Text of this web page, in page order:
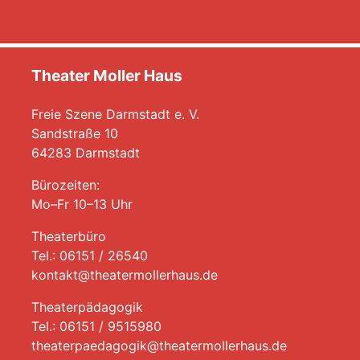
Theater Moller Haus
Freie Szene Darmstadt e. V.
Sandstraße 10
64283 Darmstadt
Bürozeiten:
Mo–Fr 10–13 Uhr
Theaterbüro
Tel.: 06151 / 26540
kontakt@theatermollerhaus.de
Theaterpädagogik
Tel.: 06151 / 9515980
theaterpaedagogik@theatermollerhaus.de